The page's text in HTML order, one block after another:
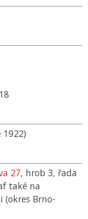
18
1922)
27, hrob 3, řada
také na
(okres Brno-